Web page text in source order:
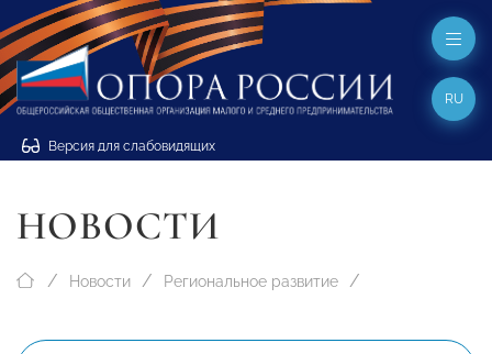
Версия для слабовидящих
RU
НОВОСТИ
Новости Региональное развитие